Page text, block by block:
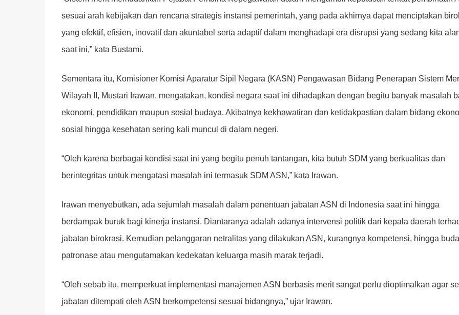
sesuai arah kebijakan dan rencana strategis instansi pemerintah, yang pada akhirnya dapat menciptakan
yang efektif, efisien, inovatif dan akuntabel serta adaptif dalam menghadapi era disrupsi yang sedang kita
saat ini,” kata Bustami.
Sementara itu, Komisioner Komisi Aparatur Sipil Negara (KASN) Pengawasan Bidang Penerapan Sistem
Wilayah II, Mustari Irawan, mengatakan, kondisi negara saat ini dihadapkan dengan begitu banyak masalah
ekonomi, pendidikan maupun sosial budaya. Akibatnya kekhawatiran dan ketidakpastian dalam bidang
sosial hingga kesehatan sering kali muncul di dalam negeri.
“Oleh karena berbagai kondisi saat ini yang begitu penuh tantangan, kita butuh SDM yang berkualitas dan
berintegritas untuk mengatasi masalah ini termasuk SDM ASN,” kata Irawan.
Irawan menyebutkan, ada sejumlah masalah dalam penentuan jabatan ASN di Indonesia saat ini hingga
berdampak buruk bagi kinerja instansi. Diantaranya adalah adanya intervensi politik dari kepala daerah
jabatan birokrasi. Kemudian pelanggaran netralitas yang dilakukan ASN, kurangnya kompetensi, hingga
patronase atau mengutamakan kedekatan keluarga masih marak terjadi.
“Oleh sebab itu, memperkuat implementasi manajemen ASN berbasis merit sangat perlu dioptimalkan agar
jabatan ditempati oleh ASN berkompetensi sesuai bidangnya,” ujar Irawan.